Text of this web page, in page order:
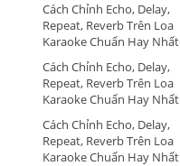
Cách Chỉnh Echo, Delay,
Repeat, Reverb Trên Loa
Karaoke Chuẩn Hay Nhất
Cách Chỉnh Echo, Delay,
Repeat, Reverb Trên Loa
Karaoke Chuẩn Hay Nhất
Cách Chỉnh Echo, Delay,
Repeat, Reverb Trên Loa
Karaoke Chuẩn Hay Nhất